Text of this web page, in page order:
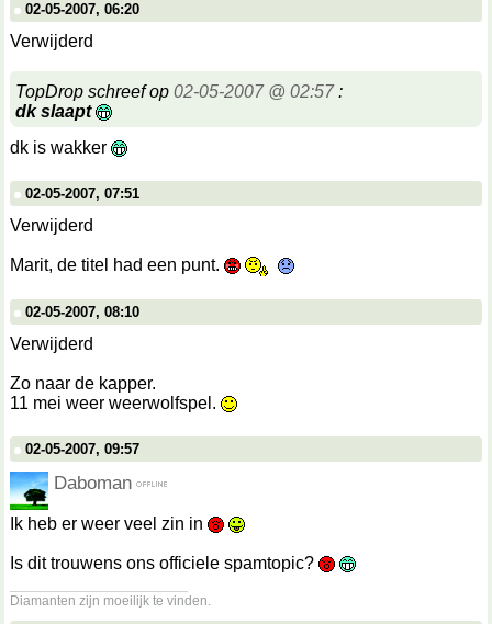
02-05-2007, 06:20
Verwijderd
TopDrop schreef op 02-05-2007 @ 02:57:
dk slaapt
dk is wakker
02-05-2007, 07:51
Verwijderd
Marit, de titel had een punt.
02-05-2007, 08:10
Verwijderd
Zo naar de kapper.
11 mei weer weerwolfspel.
02-05-2007, 09:57
Daboman
Ik heb er weer veel zin in
Is dit trouwens ons officiele spamtopic?
Diamanten zijn moeilijk te vinden.